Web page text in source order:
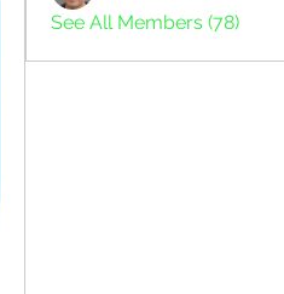
See All Members (78)